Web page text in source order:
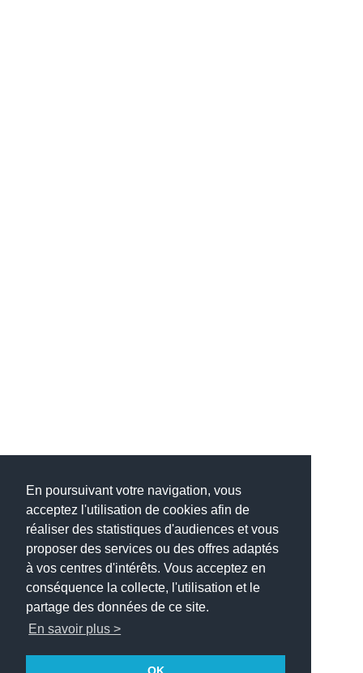
En poursuivant votre navigation, vous
acceptez l'utilisation de cookies afin de
réaliser des statistiques d'audiences et vous
proposer des services ou des offres adaptés
à vos centres d'intérêts. Vous acceptez en
conséquence la collecte, l'utilisation et le
partage des données de ce site.
En savoir plus >